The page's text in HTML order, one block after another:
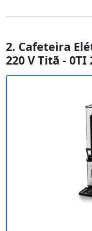
2. Cafeteira
220 V Titã - 0TI